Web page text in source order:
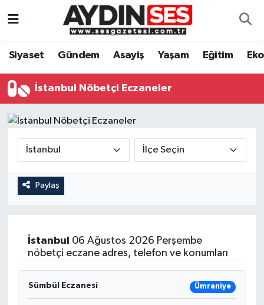
Siyaset Gündem Asayiş Yaşam Eğitim
İstanbul Nöbetçi Eczaneler
Paylaş
İstanbul
06 Ağustos 2026 Perşembe
nöbetçi eczane adres, telefon ve konumları
Sümbül Eczanesi Ümraniye
Gündem
Siyaset
Yaşam
Eğitim
Spor
Aydın Hava Durumu
Aydin Namaz Vakitleri
Süper Lig Puan Durumu ve Fikstür
Tüm Manşetler
Haber Arşivi